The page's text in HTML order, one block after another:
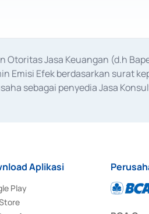
Jasa Keuangan (d.h
Emisi Efek berdasarkan surat
sebagai penyedia Jasa
Aplikasi
Play